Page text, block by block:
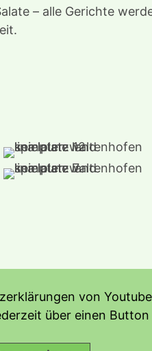
– alle Gerichte
von
über einen